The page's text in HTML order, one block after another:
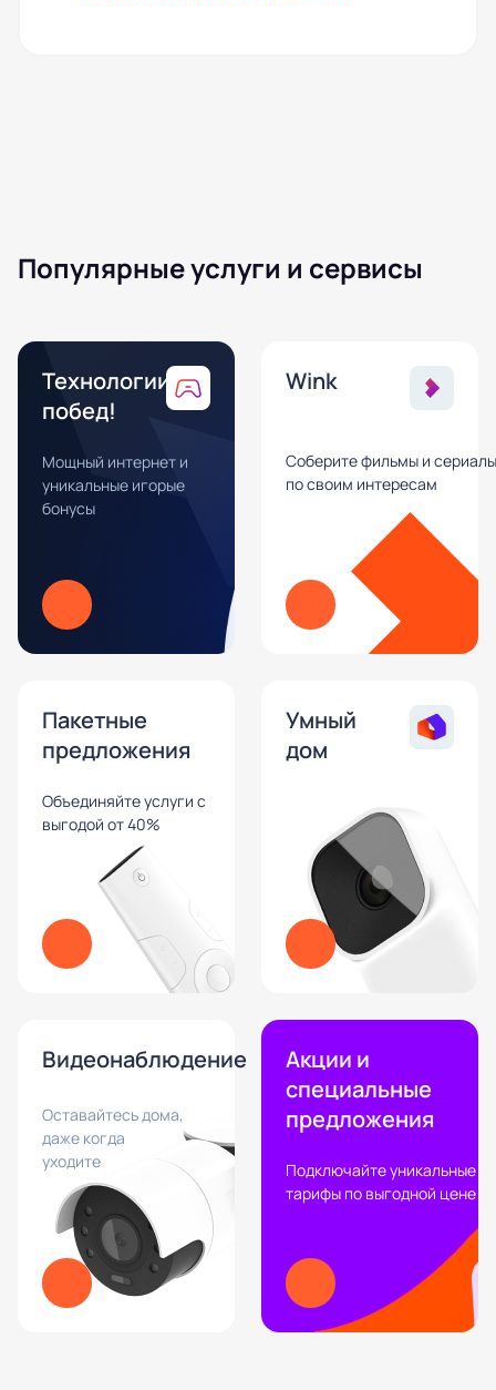
Популярные услуги и сервисы
Технологии
побед!
Мощный интернет и
уникальные игорые
бонусы
Wink
Соберите фильмы и сериалы
по своим интересам
Пакетные
предложения
Объединяйте услуги с
выгодой от 40%
Умный
дом
Видеонаблюдение
Оставайтесь дома,
даже когда
уходите
Акции и
специальные
предложения
Подключайте уникальные
тарифы по выгодной цене